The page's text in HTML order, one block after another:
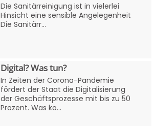
Die Sanitärreinigung ist in vielerlei
Hinsicht eine sensible Angelegenheit
Die Sanitärr...
Digital? Was tun?
In Zeiten der Corona-Pandemie
fördert der Staat die Digitalisierung
der Geschäftsprozesse mit bis zu 50
Prozent. Was kö...